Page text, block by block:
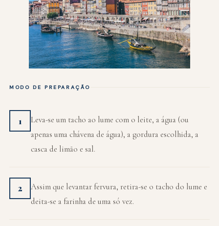
MODO DE PREPARAÇÃO
1
Leva-se um tacho ao lume com o leite, a água (ou
apenas uma chávena de água), a gordura escolhida, a
casca de limão e sal.
2
Assim que levantar fervura, retira-se o tacho do lume e
deita-se a farinha de uma só vez.